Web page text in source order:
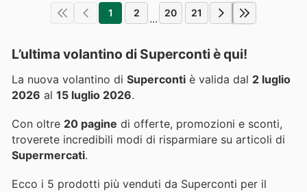
1 2 ... 20 21
L’ultima volantino di Superconti è qui!
La nuova volantino di Superconti è valida dal 2 luglio
2026 al 15 luglio 2026.
Con oltre 20 pagine di offerte, promozioni e sconti,
troverete incredibili modi di risparmiare su articoli di
Supermercati.
Ecco i 5 prodotti più venduti da Superconti per il